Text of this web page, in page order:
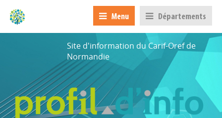
Menu Départements
Site d'information du Carif-Oref de
Normandie